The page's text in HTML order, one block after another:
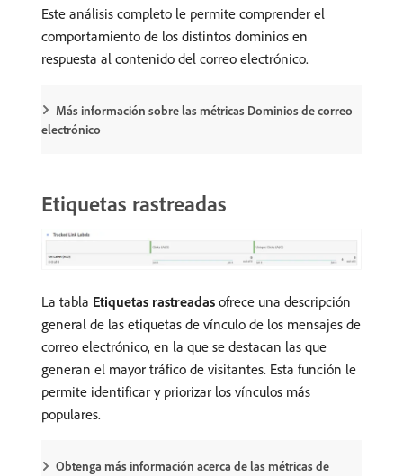
Este análisis completo le permite comprender el
comportamiento de los distintos dominios en
respuesta al contenido del correo electrónico.
Más información sobre las métricas Dominios de correo
electrónico
Etiquetas rastreadas
La tabla Etiquetas rastreadas ofrece una descripción
general de las etiquetas de vínculo de los mensajes de
correo electrónico, en la que se destacan las que
generan el mayor tráfico de visitantes. Esta función le
permite identificar y priorizar los vínculos más
populares.
Obtenga más información acerca de las métricas de